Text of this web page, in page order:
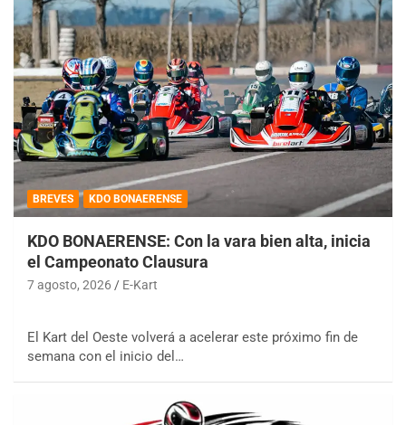
BREVES KDO BONAERENSE
KDO BONAERENSE: Con la vara bien alta, inicia
el Campeonato Clausura
7 agosto, 2026 E-Kart
El Kart del Oeste volverá a acelerar este próximo fin de
semana con el inicio del…